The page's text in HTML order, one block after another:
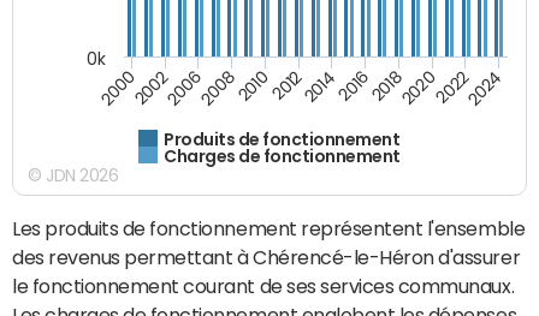
Produits de fonctionnement
Charges de fonctionnement
200020022006200820102012201420162018202020222024
0k
© JDN 2026
Les produits de fonctionnement représentent l'ensemble
des revenus permettant à Chérencé-le-Héron d'assurer
le fonctionnement courant de ses services communaux.